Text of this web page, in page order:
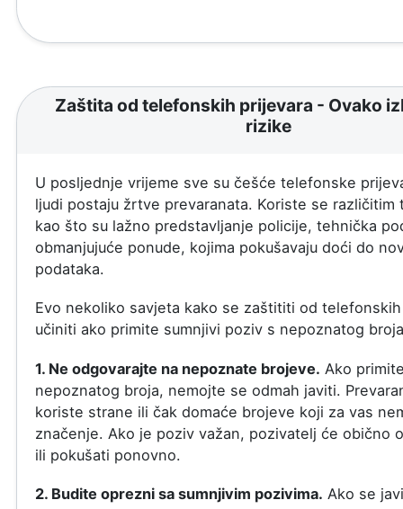
Zaštita od telefonskih prijevara - Ovako
rizike
U posljednje vrijeme sve su češće telefonske
ljudi postaju žrtve prevaranata. Koriste se različitim
kao što su lažno predstavljanje policije, tehnička
obmanjujuće ponude, kojima pokušavaju doći do
podataka.
Evo nekoliko savjeta kako se zaštititi od
učiniti ako primite sumnjivi poziv s nepoznatog
1. Ne odgovarajte na nepoznate brojeve. Ako
nepoznatog broja, nemojte se odmah javiti.
koriste strane ili čak domaće brojeve koji za vas
značenje. Ako je poziv važan, pozivatelj će obično
ili pokušati ponovno.
2. Budite oprezni sa sumnjivim pozivima. Ako se